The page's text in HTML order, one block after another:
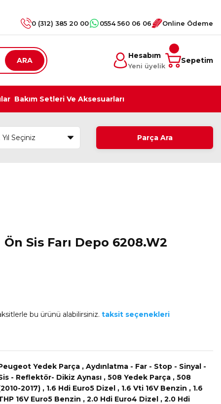
0 (312) 385 20 00 0554 560 06 06 Online Ödeme
ARA
Hesabım
Yeni üyelik
Sepetim
Bakım Setleri Ve Aksesuarları
Parça Ara
Sis Farı Depo 6208.W2
bu ürünü alabilirsiniz. taksit seçenekleri
Yedek Parça , Aydınlatma - Far - Stop - Sinyal -
- Reflektör- Dikiz Aynası , 508 Yedek Parça , 508
2017) , 1.6 Hdi Euro5 Dizel , 1.6 Vti 16V Benzin , 1.6
16V Euro5 Benzin , 2.0 Hdi Euro4 Dizel , 2.0 Hdi